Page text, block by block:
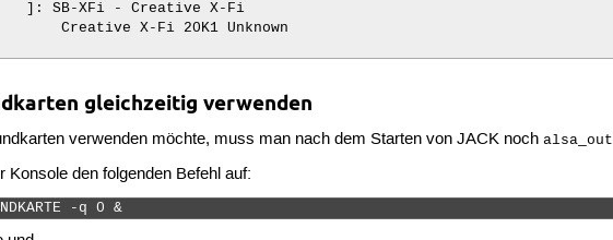
SB-XFi - Creative X-Fi
Creative X-Fi 20K1 Unknown
gleichzeitig verwenden
verwenden möchte, muss man nach dem Starten von JACK nochalsa_out
Konsole den folgenden Befehl auf:
-q 0 &